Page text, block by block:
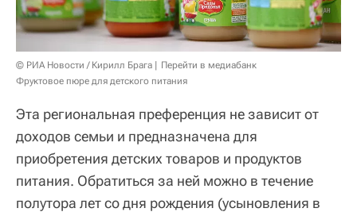
© РИА Новости / Кирилл Брага
Перейти в медиабанк
Фруктовое пюре для детского питания
Эта региональная преференция не зависит от
доходов семьи и предназначена для
приобретения детских товаров и продуктов
питания. Обратиться за ней можно в течение
полутора лет со дня рождения (усыновления в